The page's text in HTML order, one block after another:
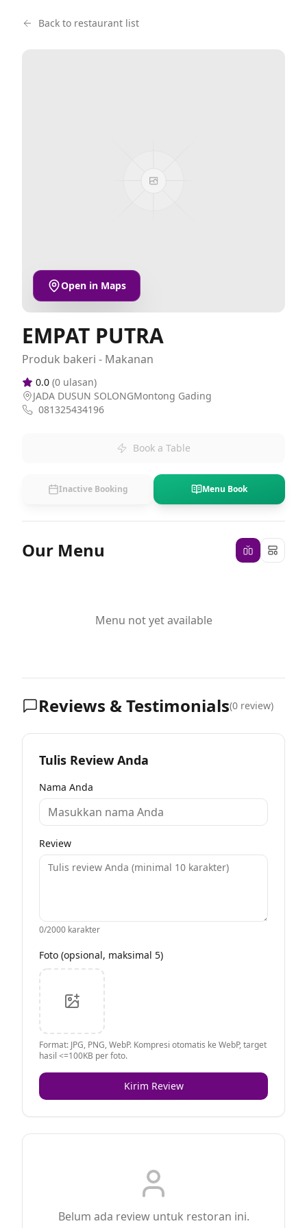
Back to restaurant list
Open in Maps
EMPAT PUTRA
Produk bakeri - Makanan
0.0 (0 ulasan)
JADA DUSUN SOLONGMontong Gading
081325434196
Book a Table
Inactive Booking Menu Book
Our Menu
Menu not yet available
Reviews & Testimonials(0 review)
Tulis Review Anda
Nama Anda
Review
0/2000 karakter
Foto (opsional, maksimal 5)
Format: JPG, PNG, WebP. Kompresi otomatis ke WebP, target
hasil <=100KB per foto.
Kirim Review
Belum ada review untuk restoran ini.